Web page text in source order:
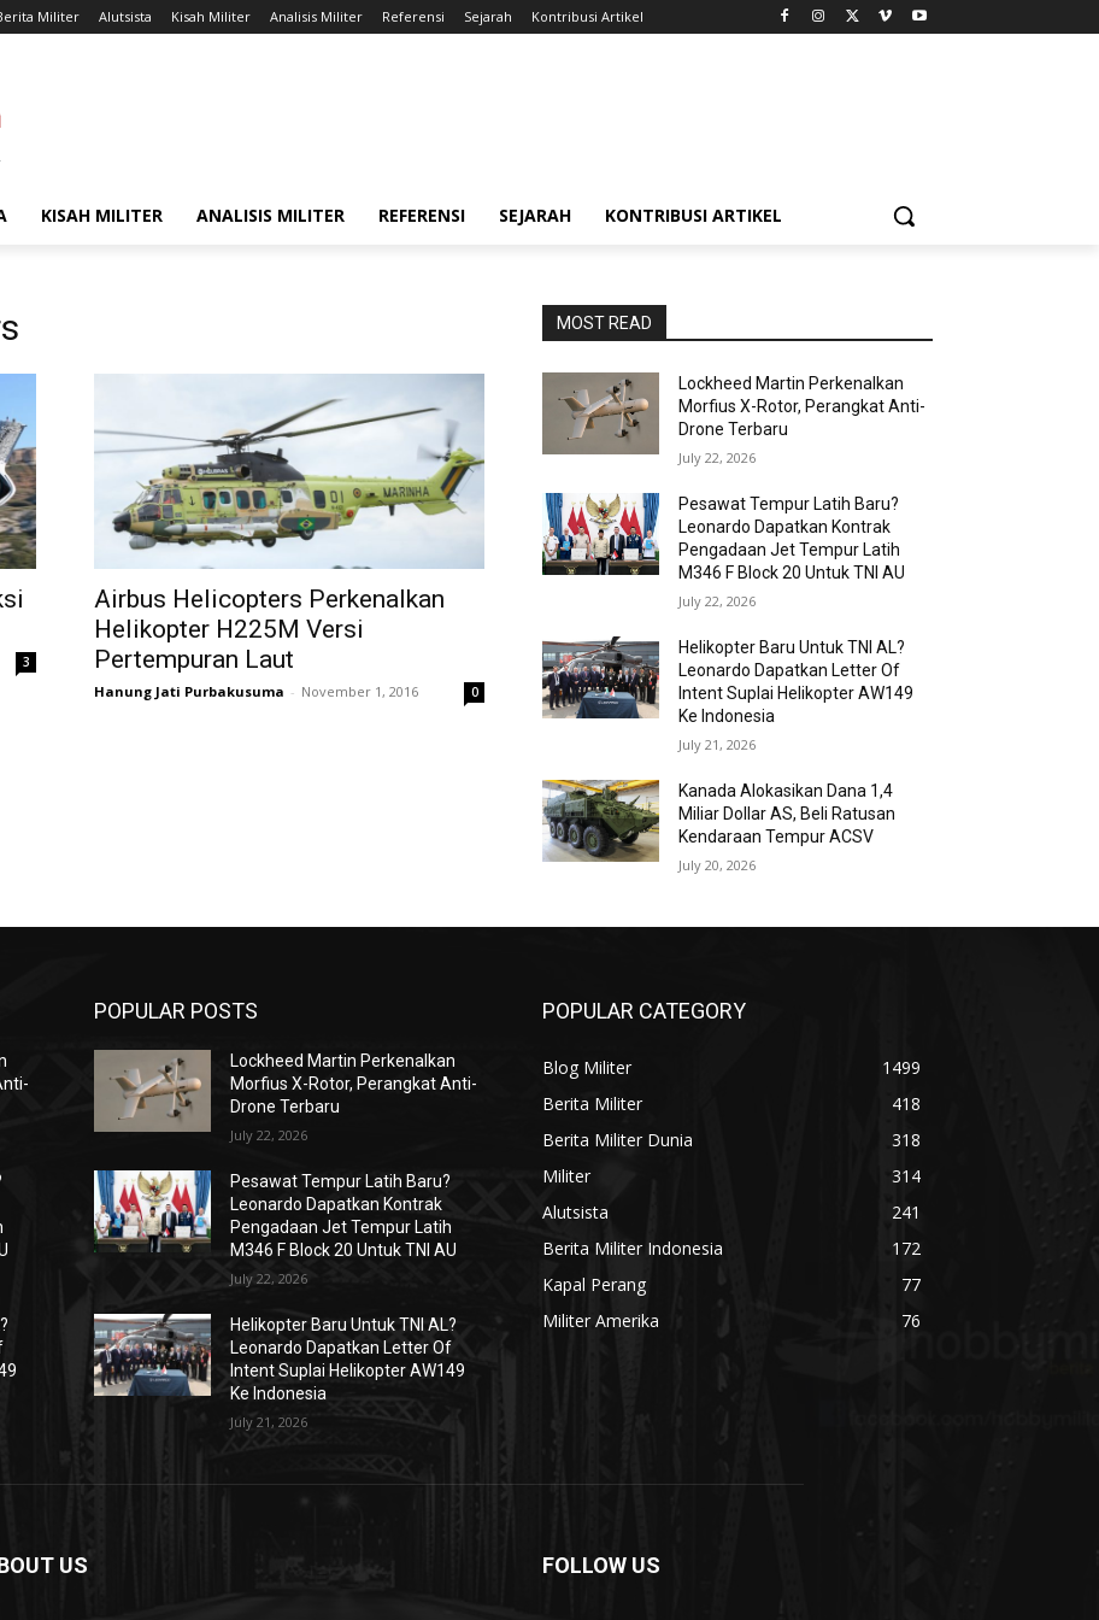
Militer Alutsista Kisah Militer Analisis Militer Referensi Sejarah Kontribusi Artikel
KISAH MILITER ANALISIS MILITER REFERENSI SEJARAH KONTRIBUSI ARTIKEL
3
Airbus Helicopters Perkenalkan
Helikopter H225M Versi
Pertempuran Laut
Hanung Jati Purbakusuma - November 1, 2016 0
MOST READ
Lockheed Martin Perkenalkan
Morfius X-Rotor, Perangkat Anti-
Drone Terbaru
July 22, 2026
Pesawat Tempur Latih Baru?
Leonardo Dapatkan Kontrak
Pengadaan Jet Tempur Latih
M346 F Block 20 Untuk TNI AU
July 22, 2026
Helikopter Baru Untuk TNI AL?
Leonardo Dapatkan Letter Of
Intent Suplai Helikopter AW149
Ke Indonesia
July 21, 2026
Kanada Alokasikan Dana 1,4
Miliar Dollar AS, Beli Ratusan
Kendaraan Tempur ACSV
July 20, 2026
POPULAR POSTS
Lockheed Martin Perkenalkan
Morfius X-Rotor, Perangkat Anti-
Drone Terbaru
July 22, 2026
Pesawat Tempur Latih Baru?
Leonardo Dapatkan Kontrak
Pengadaan Jet Tempur Latih
M346 F Block 20 Untuk TNI AU
July 22, 2026
Helikopter Baru Untuk TNI AL?
Leonardo Dapatkan Letter Of
Intent Suplai Helikopter AW149
Ke Indonesia
July 21, 2026
POPULAR CATEGORY
Blog Militer
1499
Berita Militer
418
Berita Militer Dunia
318
Militer
314
Alutsista
241
Berita Militer Indonesia
172
Kapal Perang
77
Militer Amerika
76
US FOLLOW US